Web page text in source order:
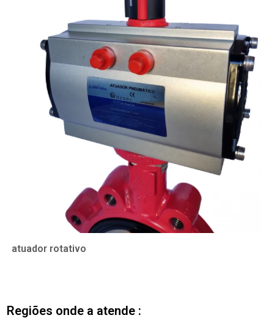
atuador rotativo
Regiões onde a atende :